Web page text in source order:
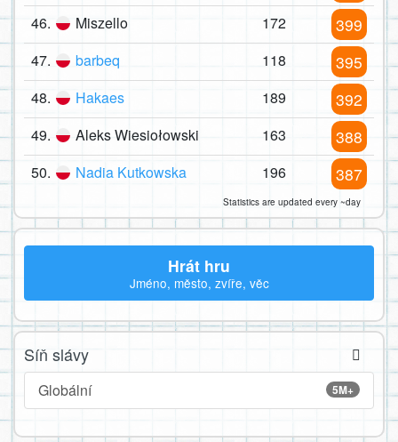
46. Miszello 172 399
47. barbeq 118 395
48. Hakaes 189 392
49. Aleks Wiesiołowski 163 388
50. Nadia Kutkowska 196 387
Statistics are updated every ~day
Hrát hru
Jméno, město, zvíře, věc
Síň slávy
5M+
Globální